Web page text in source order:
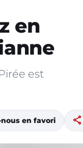
en
est
en favori share